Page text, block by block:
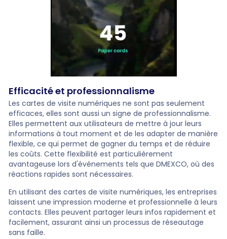
Efficacité et professionnalisme
Les cartes de visite numériques ne sont pas seulement
efficaces, elles sont aussi un signe de professionnalisme.
Elles permettent aux utilisateurs de mettre à jour leurs
informations à tout moment et de les adapter de manière
flexible, ce qui permet de gagner du temps et de réduire
les coûts. Cette flexibilité est particulièrement
avantageuse lors d'événements tels que DMEXCO, où des
réactions rapides sont nécessaires.
En utilisant des cartes de visite numériques, les entreprises
laissent une impression moderne et professionnelle à leurs
contacts. Elles peuvent partager leurs infos rapidement et
facilement, assurant ainsi un processus de réseautage
sans faille.